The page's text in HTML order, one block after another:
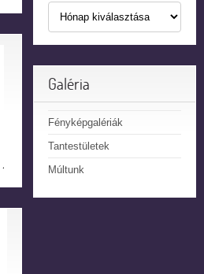
Galéria
Fényképgalériák
Tantestületek
Múltunk